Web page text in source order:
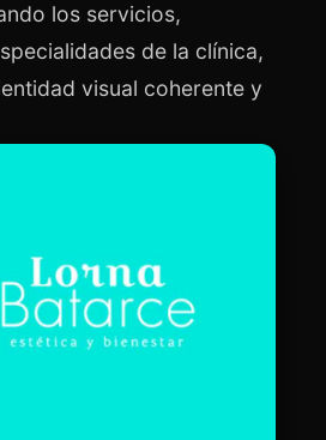
los servicios,
de la clínica,
visual coherente y